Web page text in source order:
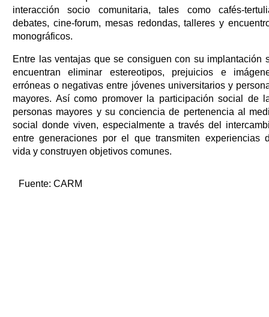
interacción socio comunitaria, tales como cafés-
debates, cine-forum, mesas redondas, talleres y
monográficos.
Entre las ventajas que se consiguen con su implantación
encuentran eliminar estereotipos, prejuicios e
erróneas o negativas entre jóvenes universitarios y
mayores. Así como promover la participación social de
personas mayores y su conciencia de pertenencia al
social donde viven, especialmente a través del
entre generaciones por el que transmiten experiencias
vida y construyen objetivos comunes.
Fuente: CARM